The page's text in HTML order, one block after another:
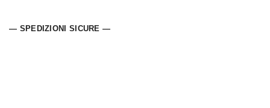
— SPEDIZIONI SICURE —